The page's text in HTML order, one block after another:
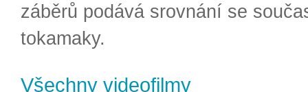
záběrů podává srovnání se
tokamaky.
Všechny videofilmy